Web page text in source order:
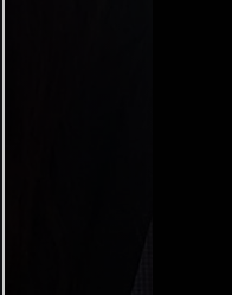
de Personalizacion